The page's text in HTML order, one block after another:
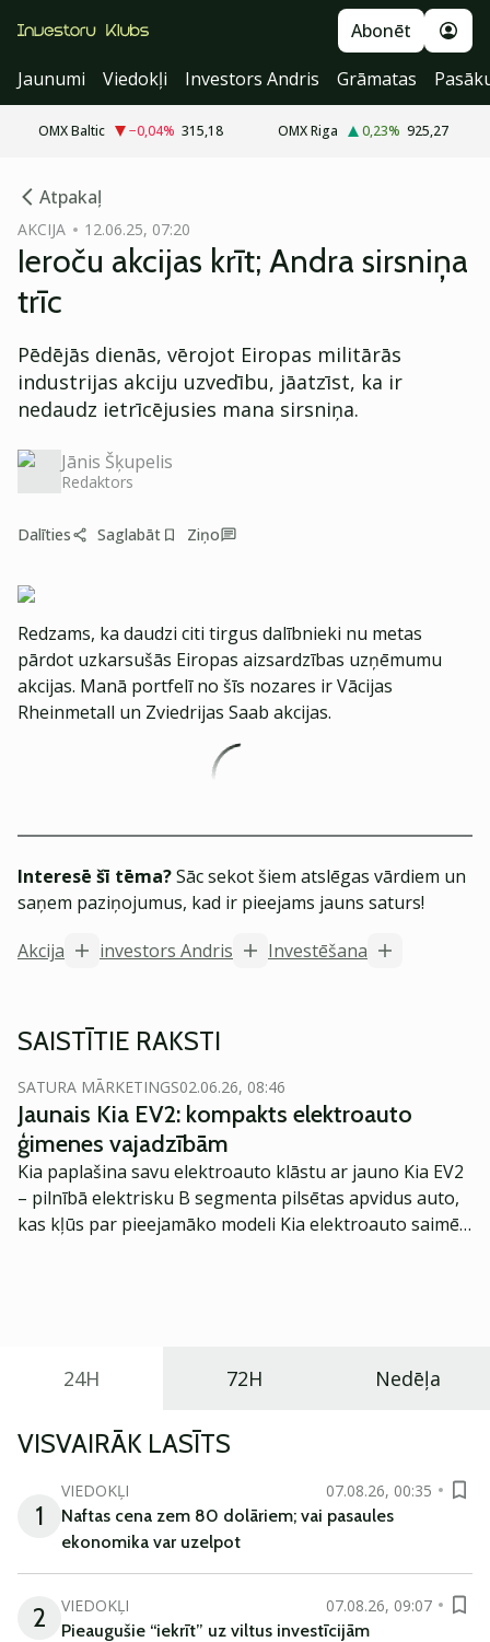
Abonēt
Jaunumi
Viedokļi Investors Andris Grāmatas
OMX Baltic −0,04% 315,18 OMX Riga 0,23% 925,27
Atpakaļ
AKCIJA 12.06.25, 07:20
Ieroču akcijas krīt; Andra sirsniņa
trīc
Pēdējās dienās, vērojot Eiropas militārās
industrijas akciju uzvedību, jāatzīst, ka ir
nedaudz ietrīcējusies mana sirsniņa.
Jānis Šķupelis
Redaktors
Dalīties Saglabāt Ziņo
Redzams, ka daudzi citi tirgus dalībnieki nu metas
pārdot uzkarsušās Eiropas aizsardzības uzņēmumu
akcijas. Manā portfelī no šīs nozares ir Vācijas
Rheinmetall un Zviedrijas Saab akcijas.
Interesē šī tēma?Sāc sekot šiem atslēgas vārdiem un
saņem paziņojumus, kad ir pieejams jauns saturs!
Akcija
investors Andris Investēšana
SAISTĪTIE RAKSTI
SATURA MĀRKETINGS02.06.26, 08:46
Jaunais Kia EV2: kompakts elektroauto
ģimenes vajadzībām
Kia paplašina savu elektroauto klāstu ar jauno Kia EV2
– pilnībā elektrisku B segmenta pilsētas apvidus auto,
kas kļūs par pieejamāko modeli Kia elektroauto saimē
24H 72H Nedēļa
VISVAIRĀK LASĪTS
1
VIEDOKĻI
07.08.26, 00:35
Naftas cena zem 80 dolāriem; vai pasaules
ekonomika var uzelpot
2 VIEDOKĻI
07.08.26, 09:07
Pieaugušie “iekrīt” uz viltus investīcijām